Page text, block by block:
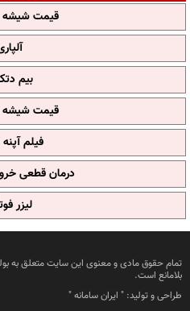
قیمت
بیم
قیمت
فیلم
درمان قطعی
لیزر
تمام حقوق مادی و معنوی این سایت متعلق به
بلامانع است.
طراحی و تولید: " ایران سامانه"